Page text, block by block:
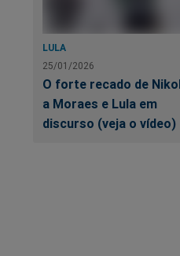
LULA
25/01/2026
O forte recado de
a Moraes e Lula em
discurso (veja o vídeo)